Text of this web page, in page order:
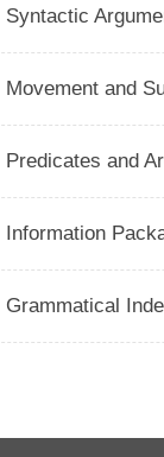
Syntactic
Movement and
Predicates and
Information
Grammatical